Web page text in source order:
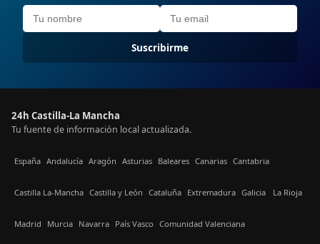
Suscribirme
24h Castilla-La Mancha
Tu fuente de información local actualizada.
España Andalucía Aragón Asturias Baleares Canarias Cantabria
Castilla La-Mancha Castilla y León Cataluña Extremadura Galicia La Rioja
Madrid Murcia Navarra País Vasco Comunidad Valenciana